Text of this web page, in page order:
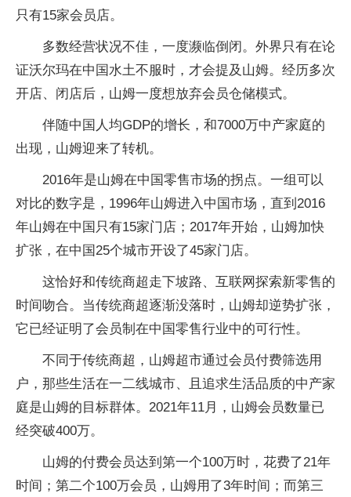
只有15家会员店。
多数经营状况不佳，一度濒临倒闭。外界只有在论
证沃尔玛在中国水土不服时，才会提及山姆。经历多次
开店、闭店后，山姆一度想放弃会员仓储模式。
伴随中国人均GDP的增长，和7000万中产家庭的
出现，山姆迎来了转机。
2016年是山姆在中国零售市场的拐点。一组可以
对比的数字是，1996年山姆进入中国市场，直到2016
年山姆在中国只有15家门店；2017年开始，山姆加快
扩张，在中国25个城市开设了45家门店。
这恰好和传统商超走下坡路、互联网探索新零售的
时间吻合。当传统商超逐渐没落时，山姆却逆势扩张，
它已经证明了会员制在中国零售行业中的可行性。
不同于传统商超，山姆超市通过会员付费筛选用
户，那些生活在一二线城市、且追求生活品质的中产家
庭是山姆的目标群体。2021年11月，山姆会员数量已
经突破400万。
山姆的付费会员达到第一个100万时，花费了21年
时间；第二个100万会员，山姆用了3年时间；而第三